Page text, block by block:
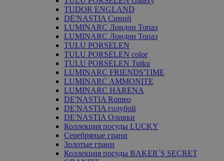
TUDOR ENGLAND
DE'NASTIA Синий
LUMINARC Лондон Топаз
LUMINARC Лондон Топаз
TULU PORSELEN
TULU PORSELEN color
TULU PORSELEN Tutku
LUMINARC FRIENDS'TIME
LUMINARC AMMONITE
LUMINARC HARENA
DE'NASTIA Romeo
DE'NASTIA голубой
DE'NASTIA Оливки
Коллекция посуды LUCKY
Серебряные грани
Золотые грани
Коллекция посуды BAKER`S SECRET